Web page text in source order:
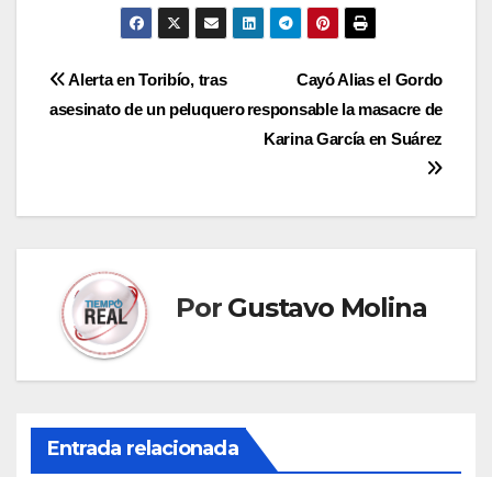
Navegación
Cayó Alias el Gordo
responsable la masacre de
Karina García en Suárez
Alerta en Toribío, tras
asesinato de un peluquero
Por Gustavo Molina
Entrada relacionada